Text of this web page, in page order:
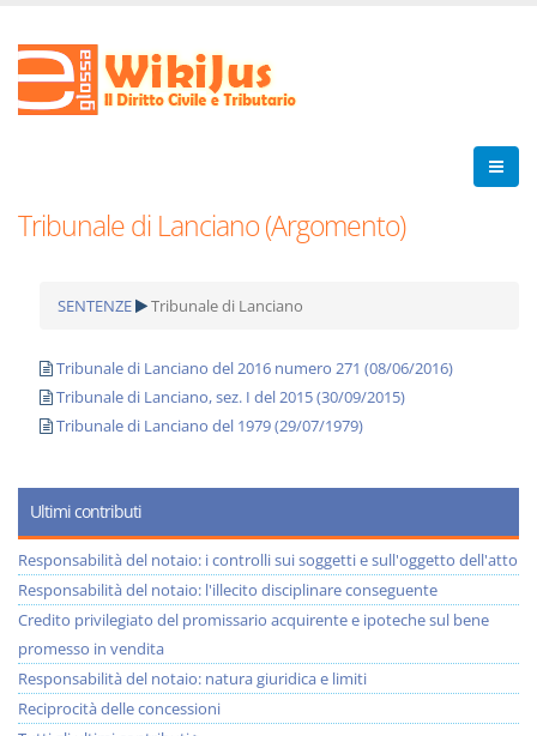
Tribunale di Lanciano (Argomento)
SENTENZE Tribunale di Lanciano
Tribunale di Lanciano del 2016 numero 271 (08/06/2016)
Tribunale di Lanciano, sez. I del 2015 (30/09/2015)
Tribunale di Lanciano del 1979 (29/07/1979)
Ultimi contributi
Responsabilità del notaio: i controlli sui soggetti e sull'oggetto dell'atto
Responsabilità del notaio: l'illecito disciplinare conseguente
Credito privilegiato del promissario acquirente e ipoteche sul bene
promesso in vendita
Responsabilità del notaio: natura giuridica e limiti
Reciprocità delle concessioni